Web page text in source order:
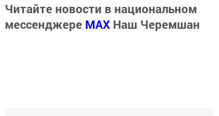
Читайте новости в национальном
мессенджере MАХ Наш Черемшан